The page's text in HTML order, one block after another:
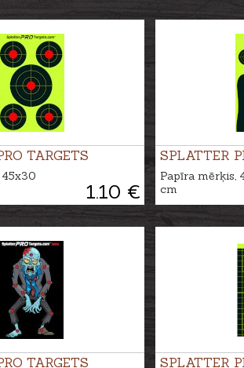
TARGETS
1.10 €
SPLATTER
Papīra mērķis,
cm
TARGETS SPLATTER